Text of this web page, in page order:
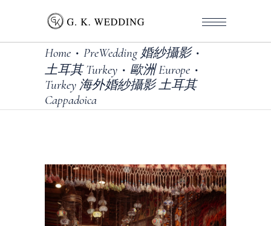
Home • PreWedding 婚紗攝影•
土耳其 Turkey • 歐洲 Europe •
Turkey 海外婚紗攝影 土耳其
Cappadoica